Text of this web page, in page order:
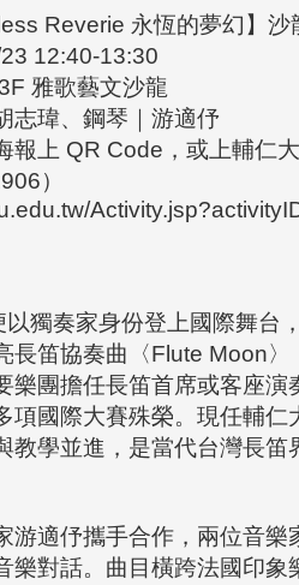
Reverie 永恆的夢幻】沙
12:40-13:30
雅歌藝文沙龍
志瑋、鋼琴｜游適伃
報上 QR Code，或上輔仁
）
獨奏家身份登上國際舞台
長笛協奏曲〈Flute Moon〉
樂團擔任長笛首席或客座演
項國際大賽殊榮。現任輔仁
教學並進，是當代台灣長笛
游適伃攜手合作，兩位音樂
樂對話。曲目橫跨法國印象